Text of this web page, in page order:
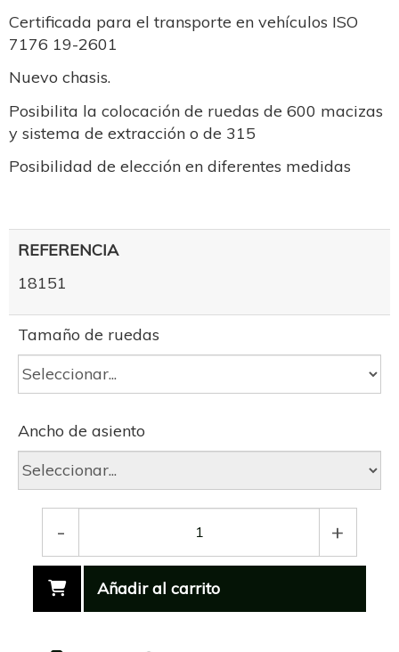
Certificada para el transporte en vehículos ISO
7176 19-2601
Nuevo chasis.
Posibilita la colocación de ruedas de 600 macizas
y sistema de extracción o de 315
Posibilidad de elección en diferentes medidas
REFERENCIA
18151
Tamaño de ruedas
Ancho de asiento
- +
Añadir al carrito